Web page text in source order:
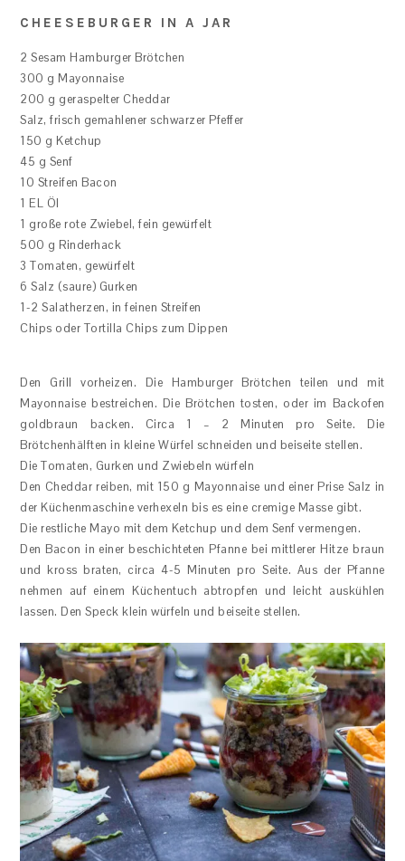
CHEESEBURGER IN A JAR
2 Sesam Hamburger Brötchen
300 g Mayonnaise
200 g geraspelter Cheddar
Salz, frisch gemahlener schwarzer Pfeffer
150 g Ketchup
45 g Senf
10 Streifen Bacon
1 EL Öl
1 große rote Zwiebel, fein gewürfelt
500 g Rinderhack
3 Tomaten, gewürfelt
6 Salz (saure) Gurken
1-2 Salatherzen, in feinen Streifen
Chips oder Tortilla Chips zum Dippen
Den Grill vorheizen. Die Hamburger Brötchen teilen und mit
Mayonnaise bestreichen. Die Brötchen tosten, oder im Backofen
goldbraun backen. Circa 1 – 2 Minuten pro Seite. Die
Brötchenhälften in kleine Würfel schneiden und beiseite stellen.
Die Tomaten, Gurken und Zwiebeln würfeln
Den Cheddar reiben, mit 150 g Mayonnaise und einer Prise Salz in
der Küchenmaschine verhexeln bis es eine cremige Masse gibt.
Die restliche Mayo mit dem Ketchup und dem Senf vermengen.
Den Bacon in einer beschichteten Pfanne bei mittlerer Hitze braun
und kross braten, circa 4-5 Minuten pro Seite. Aus der Pfanne
nehmen auf einem Küchentuch abtropfen und leicht auskühlen
lassen. Den Speck klein würfeln und beiseite stellen.